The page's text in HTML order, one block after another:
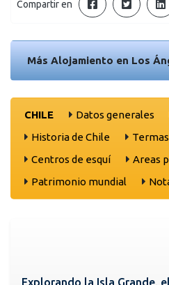
Compartir en
Más Alojamiento en Los
CHILE Datos generales
Historia de Chile
Centros de esquí
Areas
Patrimonio mundial
Explorando la Isla Grande,